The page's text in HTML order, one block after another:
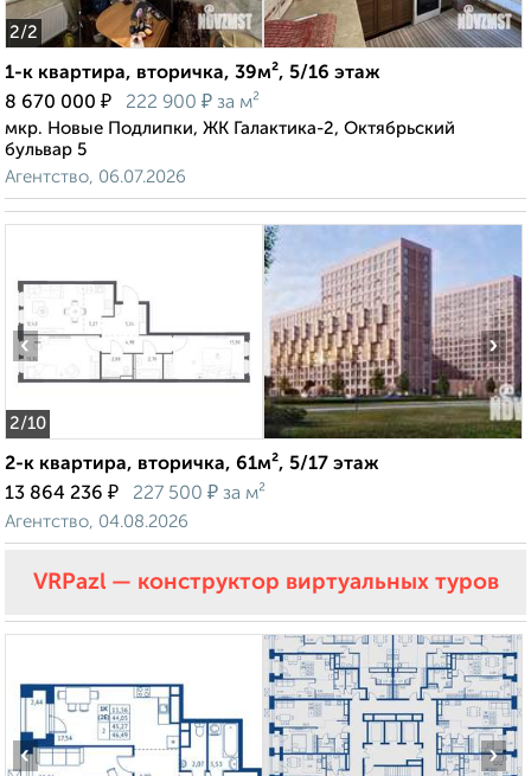
2/2
1-к квартира, вторичка, 39м², 5/16 этаж
8 670 000 ₽ 222 900 ₽ за м²
мкр. Новые Подлипки, ЖК Галактика-2, Октябрьский
бульвар 5
Агентство, 06.07.2026
2/10
‹ ›
2-к квартира, вторичка, 61м², 5/17 этаж
13 864 236 ₽ 227 500 ₽ за м²
Агентство, 04.08.2026
VRPazl — конструктор виртуальных туров
‹ ›